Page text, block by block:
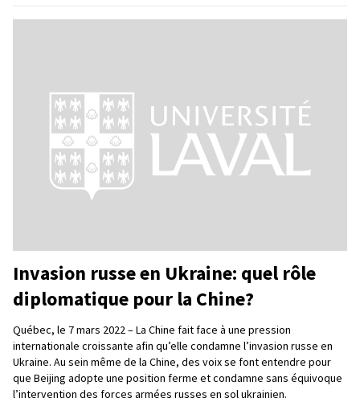
Invasion russe en Ukraine: quel rôle
diplomatique pour la Chine?
Québec, le 7 mars 2022 – La Chine fait face à une pression
internationale croissante afin qu’elle condamne l’invasion russe en
Ukraine. Au sein même de la Chine, des voix se font entendre pour
que Beijing adopte une position ferme et condamne sans équivoque
l’intervention des forces armées russes en sol ukrainien.